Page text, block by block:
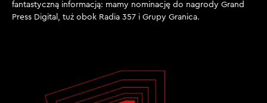
fantastyczną informacją: mamy nominację do nagrody Grand
Press Digital, tuż obok Radia 357 i Grupy Granica.